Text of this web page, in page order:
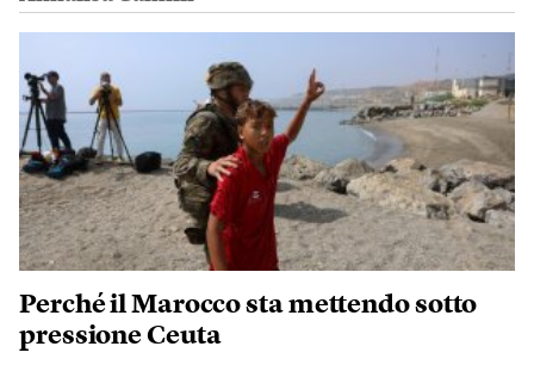
Perché il Marocco sta mettendo sotto
pressione Ceuta